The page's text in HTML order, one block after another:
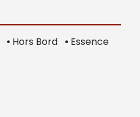
• Hors Bord • Essence